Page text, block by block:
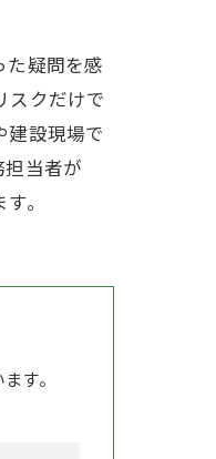
た疑問を感
スクだけで
建設現場で
当者が
。
す。